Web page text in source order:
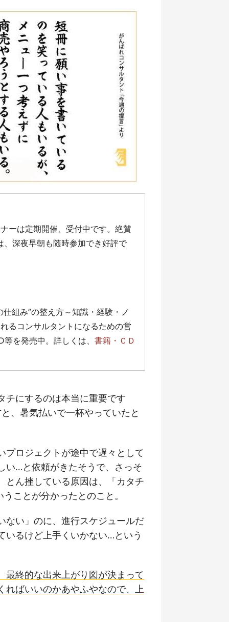
ーは定期開催、受付中です。絶賛
深夜早朝も随時参加でき好評で
組み”の整え方～知識・経験・ノ
るコンサルタントになるための営
を発売中。詳しくは、 書籍・ＣＤ
チにするのは本当に重要です
、暑気払いで一杯やっていたと
プロジェクトが途中で遅々として
い…と依頼がきたそうで、さっそ
とん挫している原因は、「カタチ
ことが分かったとのこと。
ない」のに、進行スケジュールだ
いるけど上手くいかない…という
最終的な出来上がり図が決まって
ればいいのかあやふやなので、上